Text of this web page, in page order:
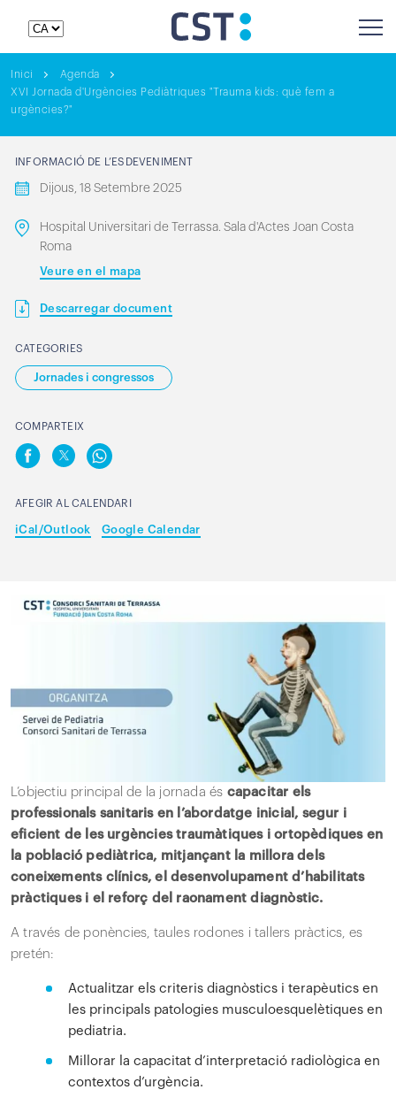
Inici
Agenda
XVI Jornada d'Urgències Pediàtriques "Trauma kids: què fem a
urgències?"
INFORMACIÓ DE L’ESDEVENIMENT
Dijous, 18 Setembre 2025
Hospital Universitari de Terrassa. Sala d'Actes Joan Costa
Roma
Veure en el mapa
Descarregar document
CATEGORIES
Jornades i congressos
COMPARTEIX
AFEGIR AL CALENDARI
iCal/Outlook Google Calendar
L’objectiu principal de la jornada és capacitar els
professionals sanitaris en l’abordatge inicial, segur i
eficient de les urgències traumàtiques i ortopèdiques en
la població pediàtrica, mitjançant la millora dels
coneixements clínics, el desenvolupament d’habilitats
pràctiques i el reforç del raonament diagnòstic.
A través de ponències, taules rodones i tallers pràctics, es
pretén:
Actualitzar els criteris diagnòstics i terapèutics en
les principals patologies musculoesquelètiques en
pediatria.
Millorar la capacitat d’interpretació radiològica en
contextos d’urgència.